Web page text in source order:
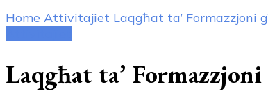
Home Attivitajiet Laqgħat ta’ Formazzjoni
Laqgħat ta’